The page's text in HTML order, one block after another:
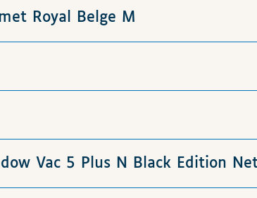
Royal Belge M
Vac 5 Plus N Black Edition